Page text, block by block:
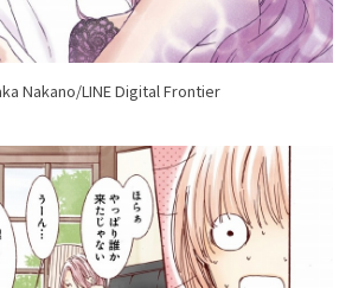
Nakano/LINE Digital Frontier